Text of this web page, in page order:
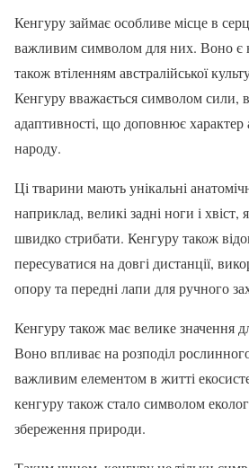
Кенгуру займає особливе місце в
важливим символом для них. Воно є
також втіленням австралійської
Кенгуру вважається символом сили,
адаптивності, що доповнює характер
народу.
Ці тварини мають унікальні
наприклад, великі задні ноги і хвіст,
швидко стрибати. Кенгуру також
пересуватися на довгі дистанції,
опору та передні лапи для ручного
Кенгуру також має велике значення
Воно впливає на розподіл
важливим елементом в житті
кенгуру також стало символом
збереження природи.